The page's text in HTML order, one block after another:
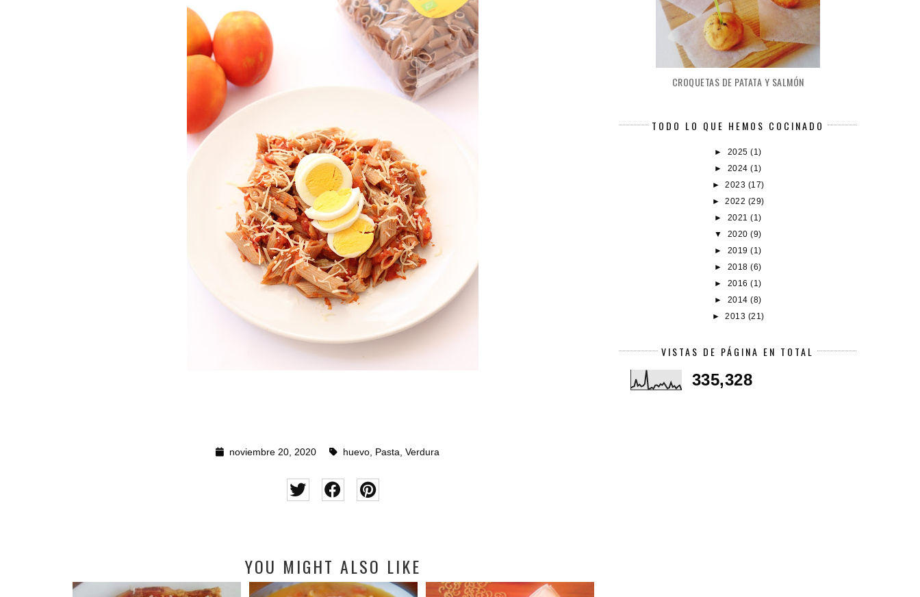
noviembre 20, 2020 huevo Pasta ,Verdura
YOU MIGHT ALSO LIKE
CROQUETAS DE PATATA Y SALMÓN
TODO LO QUE HEMOS COCINADO
► 2025(1)
► 2024(1)
► 2023 (17)
► 2022 (29)
► 2021(1)
▼ 2020(9)
► 2019(1)
► 2018(6)
► 2016(1)
► 2014(8)
► 2013 (21)
VISTAS DE PÁGINA EN TOTAL
335,328